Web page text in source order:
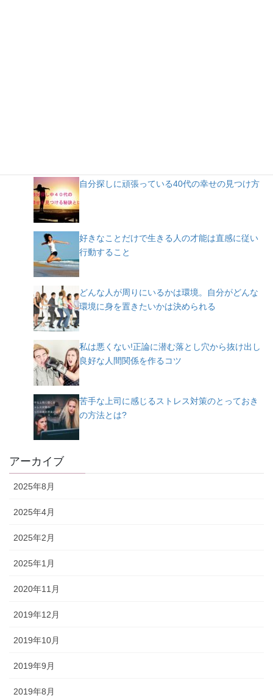
自分探しに頑張っている40代の幸せの見つけ方
好きなことだけで生きる人の才能は直感に従い
行動すること
どんな人が周りにいるかは環境。自分がどんな
環境に身を置きたいかは決められる
私は悪くない!正論に潜む落とし穴から抜け出し
良好な人間関係を作るコツ
苦手な上司に感じるストレス対策のとっておき
の方法とは?
アーカイブ
2025年8月
2025年4月
2025年2月
2025年1月
2020年11月
2019年12月
2019年10月
2019年9月
2019年8月